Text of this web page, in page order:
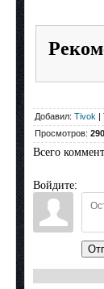
Добавил: Tivok |
Просмотров:
Всего
Войдите: